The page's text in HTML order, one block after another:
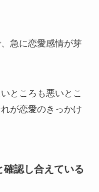
急に恋愛感情が芽
ところも悪いとこ
が恋愛のきっかけ
認し合えている